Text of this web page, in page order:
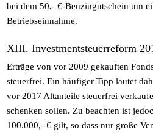
bei dem 50,- €-Benzingutschein um
Betriebseinnahme.
XIII. Investmentsteuerreform
Erträge von vor 2009 gekauften
steuerfrei. Ein häufiger Tipp lautet
vor 2017 Altanteile steuerfrei
schenken sollen. Zu beachten ist
100.000,- € gilt, so dass nur große